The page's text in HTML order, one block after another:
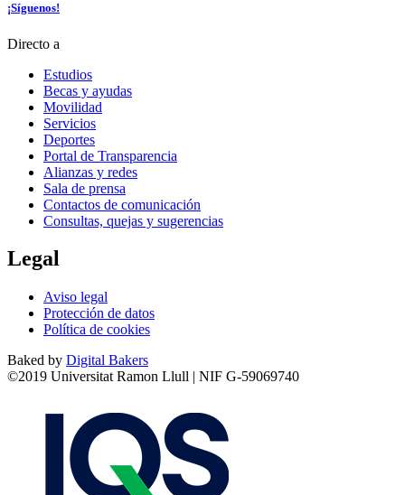
¡Síguenos!
Directo a
Estudios
Becas y ayudas
Movilidad
Servicios
Deportes
Portal de Transparencia
Alianzas y redes
Sala de prensa
Contactos de comunicación
Consultas, quejas y sugerencias
Legal
Aviso legal
Protección de datos
Política de cookies
Baked by Digital Bakers
©2019 Universitat Ramon Llull | NIF G-59069740